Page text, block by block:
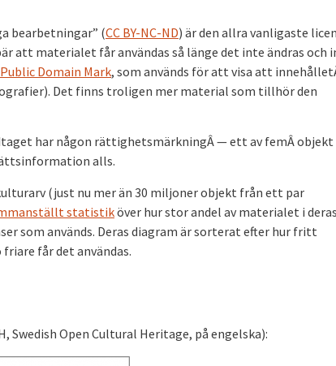
bearbetningar” (CC BY-NC-ND) är den allra vanligaste
att materialet får användas så länge det inte ändras och
Public Domain Mark, som används för att visa att
Det finns troligen mer material som tillhör den
har någon rättighetsmärkningÂ — ett av femÂ objekt
alls.
(just nu mer än 30 miljoner objekt från ett par
statistiköver hur stor andel av materialet i deras
som används. Deras diagram är sorterat efter hur fritt
får det användas.
Swedish Open Cultural Heritage, på engelska):